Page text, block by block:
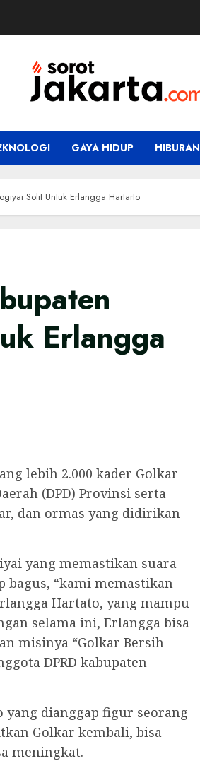
GAYA HIDUP HIBURAN
Solit Untuk Erlangga Hartarto
Erlangga
lebih 2.000 kader Golkar
(DPD) Provinsi serta
dan ormas yang didirikan
yang memastikan suara
“kami memastikan
Hartato, yang mampu
selama ini, Erlangga bisa
misinya “Golkar Bersih
DPRD kabupaten
dianggap figur seorang
Golkar kembali, bisa
meningkat.